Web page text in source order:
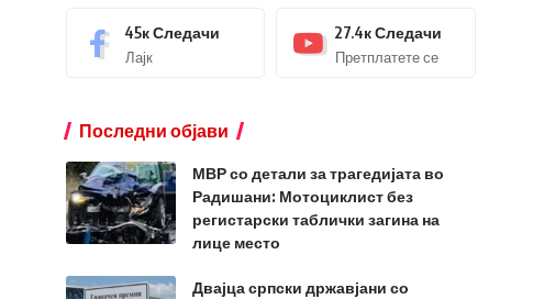
45кСледачи
Лајк
27.4кСледачи
Претплатете се
Последни објави
МВР со детали за трагедијата во
Радишани: Мотоциклист без
регистарски таблички загина на
лице место
Двајца српски државјани со